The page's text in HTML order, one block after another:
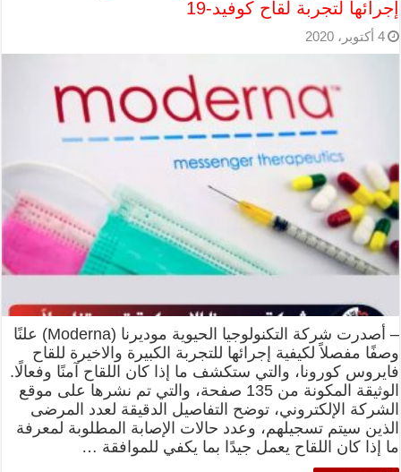
إجرائها لتجربة لقاح كوفيد-19
4 أكتوبر، 2020
– أصدرت شركة التكنولوجيا الحيوية موديرنا (Moderna) علنًا
وصفًا مفصلاً لكيفية إجرائها للتجربة الكبيرة والاخيرة للقاح
فايروس كورونا، والتي ستكشف ما إذا كان اللقاح آمنًا وفعالًا.
الوثيقة المكونة من 135 صفحة، والتي تم نشرها على موقع
الشركة الإلكتروني، توضح التفاصيل الدقيقة لعدد المرضى
الذين سيتم تسجيلهم، وعدد حالات الإصابة المطلوبة لمعرفة
ما إذا كان اللقاح يعمل جيدًا بما يكفي للموافقة …